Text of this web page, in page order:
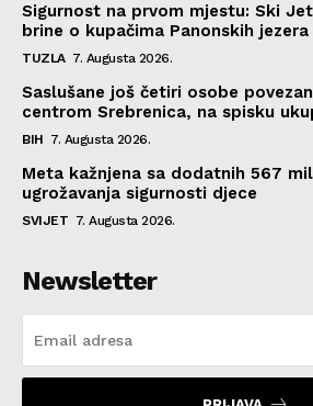
Sigurnost na prvom mjestu: Ski
brine o kupačima Panonskih jezera
TUZLA 7. Augusta 2026.
Saslušane još četiri osobe
centrom Srebrenica, na spisku
BIH 7. Augusta 2026.
Meta kažnjena sa dodatnih 567
ugrožavanja sigurnosti djece
SVIJET 7. Augusta 2026.
Newsletter